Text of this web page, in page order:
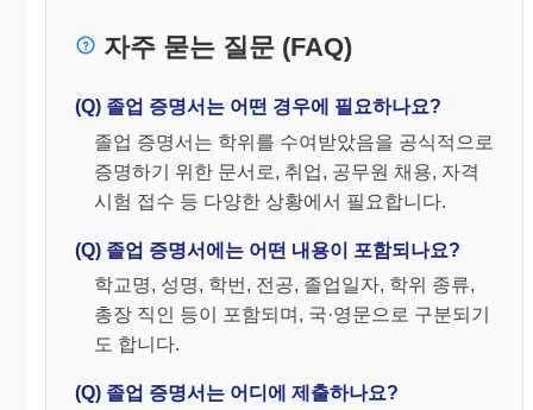
자주 묻는 질문 (FAQ)
(Q) 졸업 증명서는 어떤 경우에 필요하나요?
졸업 증명서는 학위를 수여받았음을 공식적으로
증명하기 위한 문서로, 취업, 공무원 채용, 자격
시험 접수 등 다양한 상황에서 필요합니다.
(Q) 졸업 증명서에는 어떤 내용이 포함되나요?
학교명, 성명, 학번, 전공, 졸업일자, 학위 종류,
총장 직인 등이 포함되며, 국·영문으로 구분되기
도 합니다.
(Q) 졸업 증명서는 어디에 제출하나요?